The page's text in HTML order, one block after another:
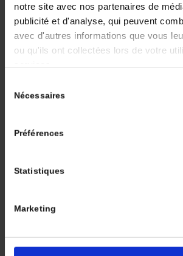
notre site avec nos partenaires de
publicité et d'analyse, qui peuvent
avec d'autres informations que vous
ou qu'ils ont collectées lors de votre
Nécessaires
Préférences
Statistiques
Marketing
Rev-Immun-
2018-2-1-29-